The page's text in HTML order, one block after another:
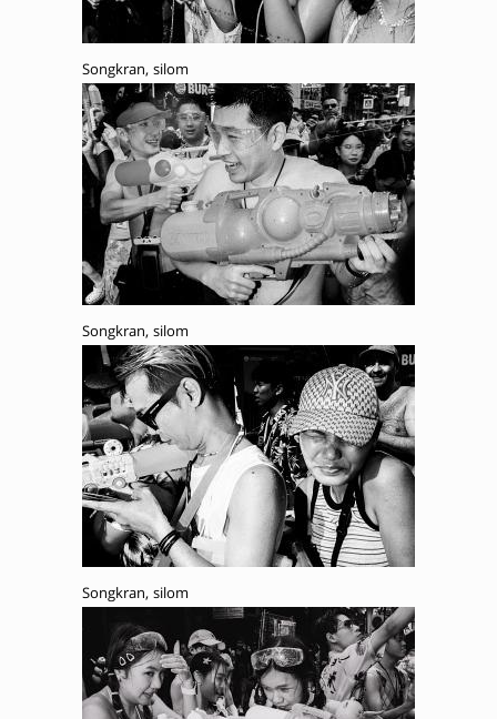
Songkran, silom
Songkran, silom
Songkran, silom